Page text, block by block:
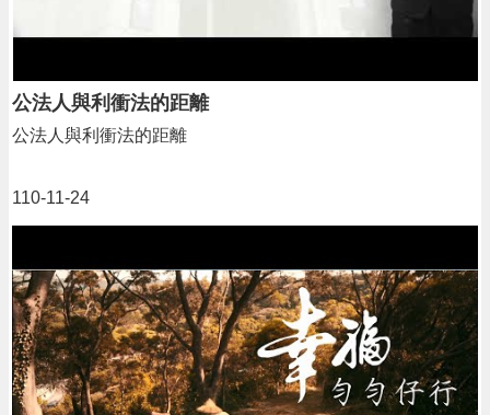
公法人與利衝法的距離
110-11-24
公法人與利衝法的距離